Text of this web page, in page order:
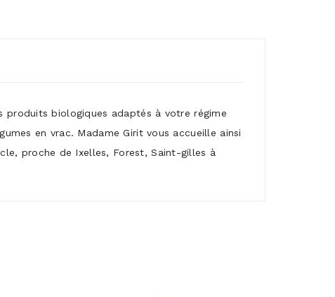
biologiques adaptés à votre régime
en vrac. Madame Girit vous accueille ainsi
proche de Ixelles, Forest, Saint-gilles à